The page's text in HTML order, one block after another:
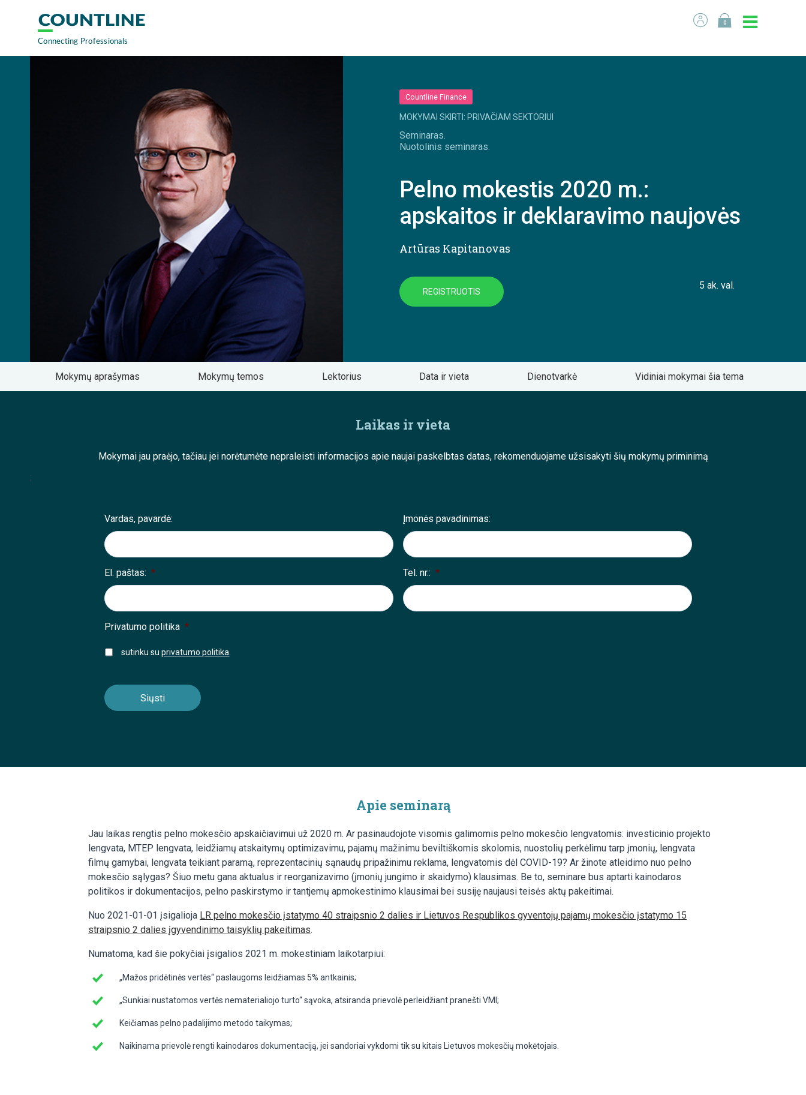
0
Countline Finance
MOKYMAI SKIRTI: PRIVAČIAM SEKTORIUI
Seminaras.
Nuotolinis seminaras.
Pelno mokestis 2020 m.:
apskaitos ir deklaravimo naujovės
Artūras Kapitanovas
REGISTRUOTIS
5 ak. val.
Mokymų aprašymas Mokymų temos Lektorius Data ir vieta Dienotvarkė Vidiniai mokymai šia tema
Laikas ir vieta
Mokymai jau praėjo, tačiau jei norėtumėte nepraleisti informacijos apie naujai paskelbtas datas, rekomenduojame užsisakyti šių mokymų priminimą
;
Vardas, pavardė: Įmonės pavadinimas:
El. paštas: * Tel. nr.: *
Privatumo politika *
sutinku suprivatumo politika
Apie seminarą
Jau laikas rengtis pelno mokesčio apskaičiavimui už 2020 m. Ar pasinaudojote visomis galimomis pelno mokesčio lengvatomis: investicinio projekto
lengvata, MTEP lengvata, leidžiamų atskaitymų optimizavimu, pajamų mažinimu beviltiškomis skolomis, nuostolių perkėlimu tarp įmonių, lengvata
filmų gamybai, lengvata teikiant paramą, reprezentacinių sąnaudų pripažinimu reklama, lengvatomis dėl COVID-19? Ar žinote atleidimo nuo pelno
mokesčio sąlygas? Šiuo metu gana aktualus ir reorganizavimo (įmonių jungimo ir skaidymo) klausimas. Be to, seminare bus aptarti kainodaros
politikos ir dokumentacijos, pelno paskirstymo ir tantjemų apmokestinimo klausimai bei susiję naujausi teisės aktų pakeitimai.
Nuo 2021-01-01 įsigalioja LR pelno mokesčio įstatymo 40 straipsnio 2 dalies ir Lietuvos Respublikos gyventojų pajamų mokesčio įstatymo 15
straipsnio 2 dalies įgyvendinimo taisyklių pakeitimas.
Numatoma, kad šie pokyčiai įsigalios 2021 m. mokestiniam laikotarpiui:
„Mažos pridėtinės vertės“ paslaugoms leidžiamas 5% antkainis;
„Sunkiai nustatomos vertės nematerialiojo turto“ sąvoka, atsiranda prievolė perleidžiant pranešti VMI;
Keičiamas pelno padalijimo metodo taikymas;
Naikinama prievolė rengti kainodaros dokumentaciją, jei sandoriai vykdomi tik su kitais Lietuvos mokesčių mokėtojais.